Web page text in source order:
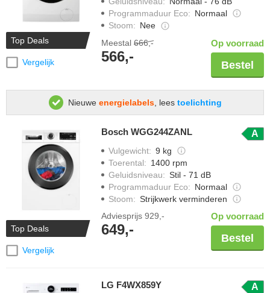
Top Deals
Vergelijk
Programmaduur Eco: Normaal
Stoom: Nee
Meestal 666,-
566,-
Op voorraad
Bestel
Nieuwe energielabels, lees toelichting
Top Deals
Vergelijk
Bosch WGG244ZANL A
Vulgewicht: 9 kg
Toerental: 1400 rpm
Geluidsniveau: Stil - 71 dB
Programmaduur Eco: Normaal
Stoom: Strijkwerk verminderen
Adviesprijs 929,-
649,-
Op voorraad
Bestel
LG F4WX859Y A